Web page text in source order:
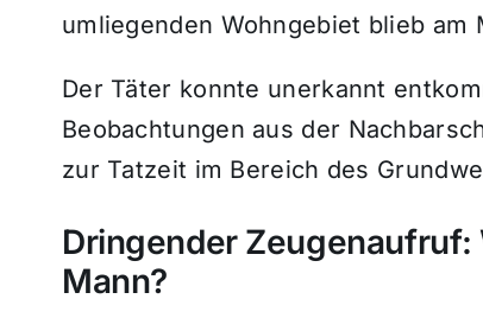
umliegenden Wohngebiet blieb am
Der Täter konnte unerkannt
Beobachtungen aus der
zur Tatzeit im Bereich des
Dringender
Mann?